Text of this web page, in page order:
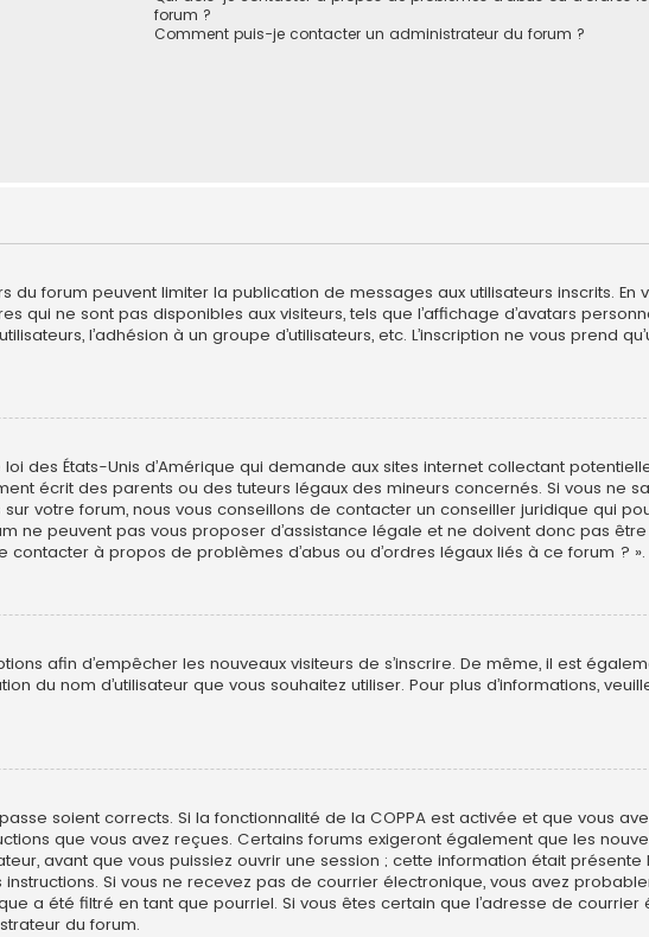
forum ?
Comment puis-je contacter un administrateur du forum ?
du forum peuvent limiter la publication de messages aux utilisateurs inscrits. En
ne sont pas disponibles aux visiteurs, tels que l’affichage d’avatars
l’adhésion à un groupe d’utilisateurs, etc. L’inscription ne vous prend
des États-Unis d’Amérique qui demande aux sites internet collectant
écrit des parents ou des tuteurs légaux des mineurs concernés. Si vous ne
votre forum, nous vous conseillons de contacter un conseiller juridique qui
ne peuvent pas vous proposer d’assistance légale et ne doivent donc pas
à propos de problèmes d’abus ou d’ordres légaux liés à ce forum ? ».
afin d’empêcher les nouveaux visiteurs de s’inscrire. De même, il est
du nom d’utilisateur que vous souhaitez utiliser. Pour plus d’informations,
soient corrects. Si la fonctionnalité de la COPPA est activée et que vous
que vous avez reçues. Certains forums exigeront également que les
avant que vous puissiez ouvrir une session ; cette information était présente
Si vous ne recevez pas de courrier électronique, vous avez
a été filtré en tant que pourriel. Si vous êtes certain que l’adresse de courrier
du forum.